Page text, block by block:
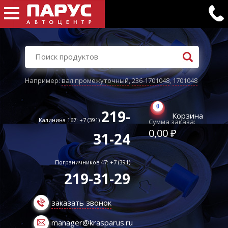
Например:вал промежуточный,236-1701048,1701048
Калинина 167: +7 (391) 219-
31-24
Пограничников 47: +7 (391)
219-31-29
заказать звонок
manager@krasparus.ru
0
Корзина
Сумма заказа:
0,00 ₽